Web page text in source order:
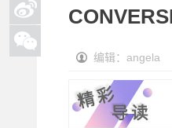
编辑：angela